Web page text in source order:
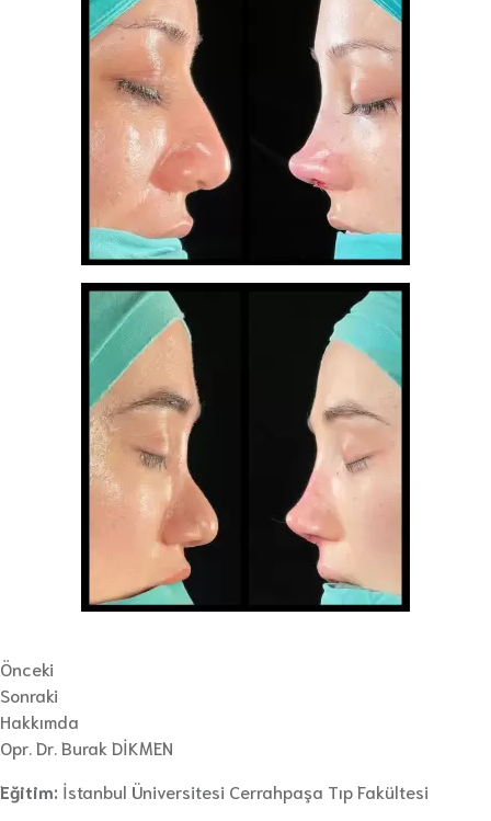
Önceki
Sonraki
Hakkımda
Opr. Dr. Burak DİKMEN
Eğitim: İstanbul Üniversitesi Cerrahpaşa Tıp Fakültesi